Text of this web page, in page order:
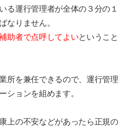
る運行管理者が全体の３分の１
なりません。
助者で点呼してよいということ
所を兼任できるので、運行管理
ションを組めます。
上の不安などがあったら正規の